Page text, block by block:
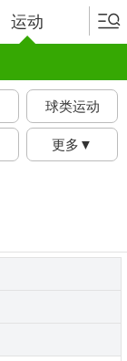
运动
球类运动
更多▼